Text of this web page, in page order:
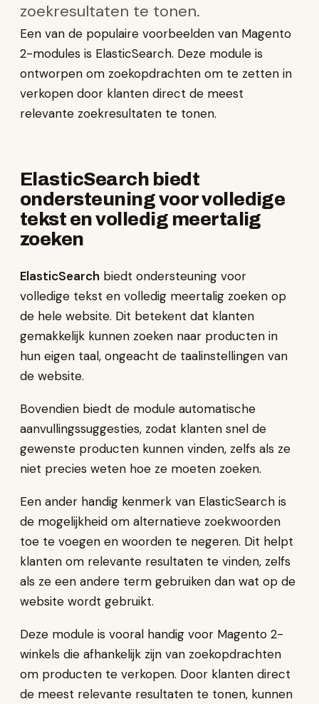
zoekresultaten te tonen.
Een van de populaire voorbeelden van Magento
2-modules is ElasticSearch. Deze module is
ontworpen om zoekopdrachten om te zetten in
verkopen door klanten direct de meest
relevante zoekresultaten te tonen.
ElasticSearch biedt
ondersteuning voor volledige
tekst en volledig meertalig
zoeken
ElasticSearch biedt ondersteuning voor
volledige tekst en volledig meertalig zoeken op
de hele website. Dit betekent dat klanten
gemakkelijk kunnen zoeken naar producten in
hun eigen taal, ongeacht de taalinstellingen van
de website.
Bovendien biedt de module automatische
aanvullingssuggesties, zodat klanten snel de
gewenste producten kunnen vinden, zelfs als ze
niet precies weten hoe ze moeten zoeken.
Een ander handig kenmerk van ElasticSearch is
de mogelijkheid om alternatieve zoekwoorden
toe te voegen en woorden te negeren. Dit helpt
klanten om relevante resultaten te vinden, zelfs
als ze een andere term gebruiken dan wat op de
website wordt gebruikt.
Deze module is vooral handig voor Magento 2-
winkels die afhankelijk zijn van zoekopdrachten
om producten te verkopen. Door klanten direct
de meest relevante resultaten te tonen, kunnen